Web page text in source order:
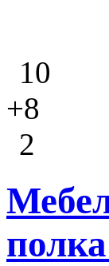
10
+8
2